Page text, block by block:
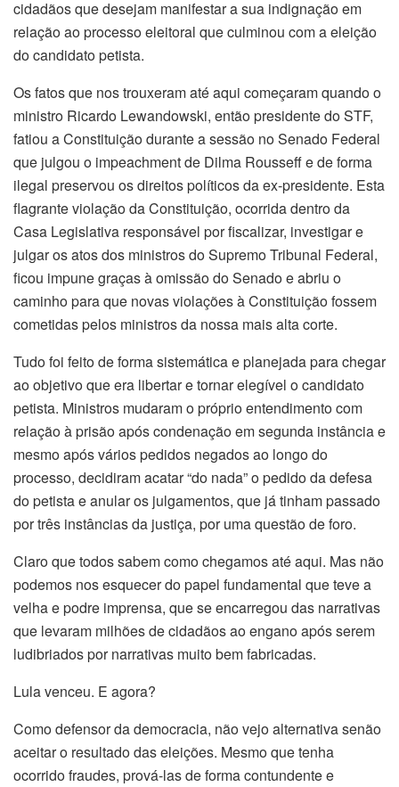
cidadãos que desejam manifestar a sua indignação em
relação ao processo eleitoral que culminou com a eleição
do candidato petista.
Os fatos que nos trouxeram até aqui começaram quando o
ministro Ricardo Lewandowski, então presidente do STF,
fatiou a Constituição durante a sessão no Senado Federal
que julgou o impeachment de Dilma Rousseff e de forma
ilegal preservou os direitos políticos da ex-presidente. Esta
flagrante violação da Constituição, ocorrida dentro da
Casa Legislativa responsável por fiscalizar, investigar e
julgar os atos dos ministros do Supremo Tribunal Federal,
ficou impune graças à omissão do Senado e abriu o
caminho para que novas violações à Constituição fossem
cometidas pelos ministros da nossa mais alta corte.
Tudo foi feito de forma sistemática e planejada para chegar
ao objetivo que era libertar e tornar elegível o candidato
petista. Ministros mudaram o próprio entendimento com
relação à prisão após condenação em segunda instância e
mesmo após vários pedidos negados ao longo do
processo, decidiram acatar “do nada” o pedido da defesa
do petista e anular os julgamentos, que já tinham passado
por três instâncias da justiça, por uma questão de foro.
Claro que todos sabem como chegamos até aqui. Mas não
podemos nos esquecer do papel fundamental que teve a
velha e podre imprensa, que se encarregou das narrativas
que levaram milhões de cidadãos ao engano após serem
ludibriados por narrativas muito bem fabricadas.
Lula venceu. E agora?
Como defensor da democracia, não vejo alternativa senão
aceitar o resultado das eleições. Mesmo que tenha
ocorrido fraudes, prová-las de forma contundente e